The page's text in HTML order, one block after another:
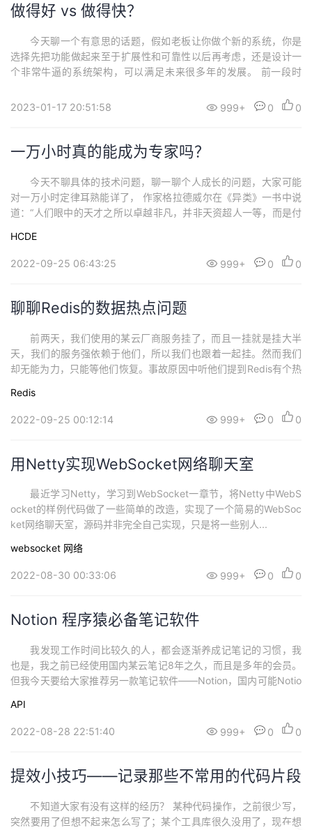
做得好 vs 做得快？
今天聊一个有意思的话题，假如老板让你做个新的系统，你是
选择先把功能做起来至于扩展性和可靠性以后再考虑，还是设计一
个非常牛逼的系统架构，可以满足未来很多年的发展。 前一段时
就有另外的小伙伴上来就给了很高大上的建议，什么用户、角色、
2023-01-17 20:51:58 999+ 0 0
一万小时真的能成为专家吗？
今天不聊具体的技术问题，聊一聊个人成长的问题，大家可能
对一万小时定律耳熟能详了， 作家格拉德威尔在《异类》一书中说
道：“人们眼中的天才之所以卓越非凡，并非天资超人一等，而是付
HCDE
2022-09-25 06:43:25 999+ 0 0
聊聊Redis的数据热点问题
前两天，我们使用的某云厂商服务挂了，而且一挂就是挂大半
天，我们的服务强依赖于他们，所以我们也跟着一起挂。然而我们
却无能为力，只能等他们恢复。事故原因中听他们提到Redis有个热
Redis
2022-09-25 00:12:14 999+ 0 0
用Netty实现WebSocket网络聊天室
最近学习Netty，学习到WebSocket一章节，将Netty中WebS
ocket的样例代码做了一些简单的改造，实现了一个简易的WebSoc
ket网络聊天室，源码并非完全自己实现，只是将一些别人...
websocket 网络
2022-08-30 00:33:06 999+ 0 0
Notion 程序猿必备笔记软件
我发现工作时间比较久的人，都会逐渐养成记笔记的习惯，我
也是，我之前已经使用国内某云笔记8年之久，而且是多年的会员。
但我今天要给大家推荐另一款笔记软件——Notion，国内可能Notio
API
2022-08-28 22:51:40 999+ 0 0
提效小技巧——记录那些不常用的代码片段
不知道大家有没有这样的经历？ 某种代码操作，之前很少写，
突然要用了但想不起来怎么写了；某个工具库很久没用了，现在想